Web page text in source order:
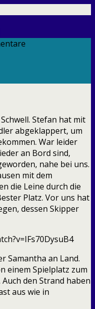
Stefan hat mit
abgeklappert, um
War leider
an Bord sind,
nahe bei uns.
mit dem
die Leine durch die
Platz. Vor uns hat
dessen Skipper
Samantha an Land.
einem Spielplatz zum
den Strand haben
aus wie in